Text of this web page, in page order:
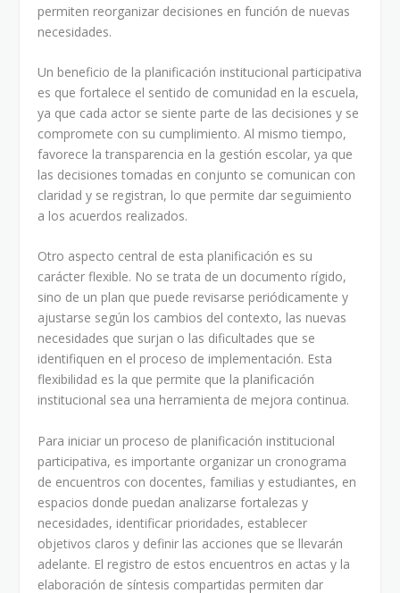
permiten reorganizar decisiones en función de nuevas
necesidades.
Un beneficio de la planificación institucional participativa
es que fortalece el sentido de comunidad en la escuela,
ya que cada actor se siente parte de las decisiones y se
compromete con su cumplimiento. Al mismo tiempo,
favorece la transparencia en la gestión escolar, ya que
las decisiones tomadas en conjunto se comunican con
claridad y se registran, lo que permite dar seguimiento
a los acuerdos realizados.
Otro aspecto central de esta planificación es su
carácter flexible. No se trata de un documento rígido,
sino de un plan que puede revisarse periódicamente y
ajustarse según los cambios del contexto, las nuevas
necesidades que surjan o las dificultades que se
identifiquen en el proceso de implementación. Esta
flexibilidad es la que permite que la planificación
institucional sea una herramienta de mejora continua.
Para iniciar un proceso de planificación institucional
participativa, es importante organizar un cronograma
de encuentros con docentes, familias y estudiantes, en
espacios donde puedan analizarse fortalezas y
necesidades, identificar prioridades, establecer
objetivos claros y definir las acciones que se llevarán
adelante. El registro de estos encuentros en actas y la
elaboración de síntesis compartidas permiten dar